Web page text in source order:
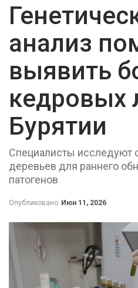
анализ
выявить
кедровых
Бурятии
Специалисты исследуют
деревьев для раннего
патогенов
Опубликовано Июн 11, 2026